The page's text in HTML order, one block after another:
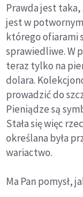
Prawda jest taka,
jest w
którego ofiarami
sprawiedliwe. W
teraz tylko na
dolara.
prowadzić do
Pieniądze są
Stała się więc
określana była
wariactwo.
Ma Pan pomysł,